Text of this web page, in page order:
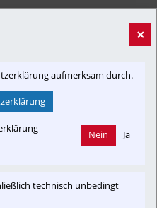
×
aufmerksam durch.
Nein Ja
technisch unbedingt